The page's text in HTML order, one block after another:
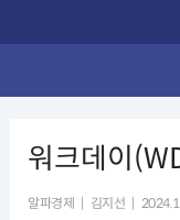
워크데이
알파경제 김지선